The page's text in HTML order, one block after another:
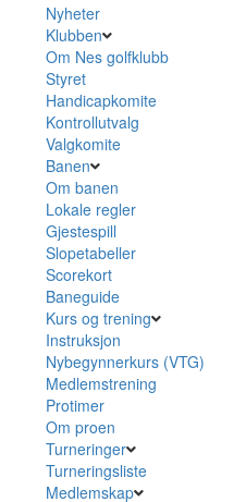
Nyheter
Klubben
Om Nes golfklubb
Styret
Handicapkomite
Kontrollutvalg
Valgkomite
Banen
Om banen
Lokale regler
Gjestespill
Slopetabeller
Scorekort
Baneguide
Kurs og trening
Instruksjon
Nybegynnerkurs (VTG)
Medlemstrening
Protimer
Om proen
Turneringer
Turneringsliste
Medlemskap